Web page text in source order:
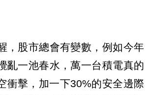
，股市總會有變數，例如今年
亂一池春水，萬一台積電真的
衝擊，加一下30%的安全邊際